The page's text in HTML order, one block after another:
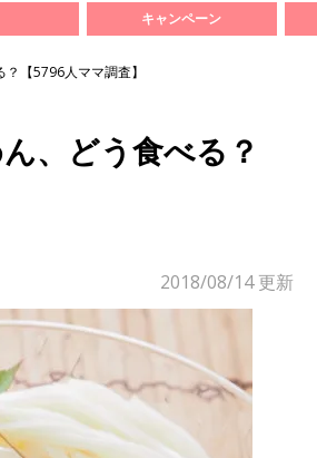
キャンペーン
【5796人ママ調査】
、どう食べる？
2018/08/14更新